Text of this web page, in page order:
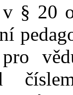
§ 20